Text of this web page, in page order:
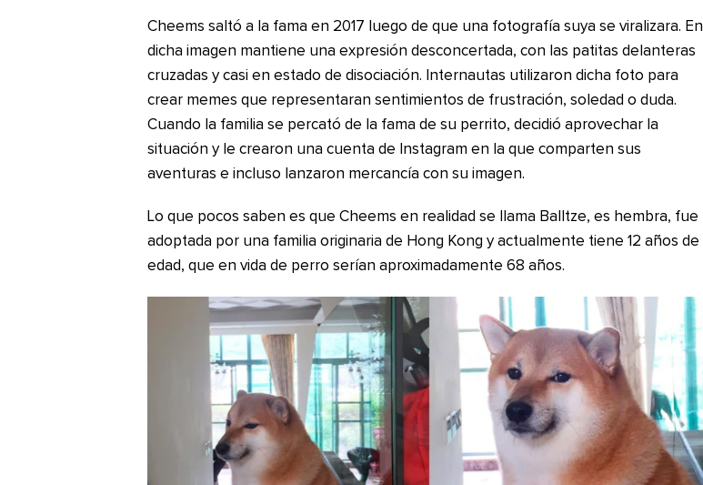
Cheems saltó a la fama en 2017 luego de que una fotografía suya se viralizara. En
dicha imagen mantiene una expresión desconcertada, con las patitas delanteras
cruzadas y casi en estado de disociación. Internautas utilizaron dicha foto para
crear memes que representaran sentimientos de frustración, soledad o duda.
Cuando la familia se percató de la fama de su perrito, decidió aprovechar la
situación y le crearon una cuenta de Instagram en la que comparten sus
aventuras e incluso lanzaron mercancía con su imagen.
Lo que pocos saben es que Cheems en realidad se llama Balltze, es hembra, fue
adoptada por una familia originaria de Hong Kong y actualmente tiene 12 años de
edad, que en vida de perro serían aproximadamente 68 años.